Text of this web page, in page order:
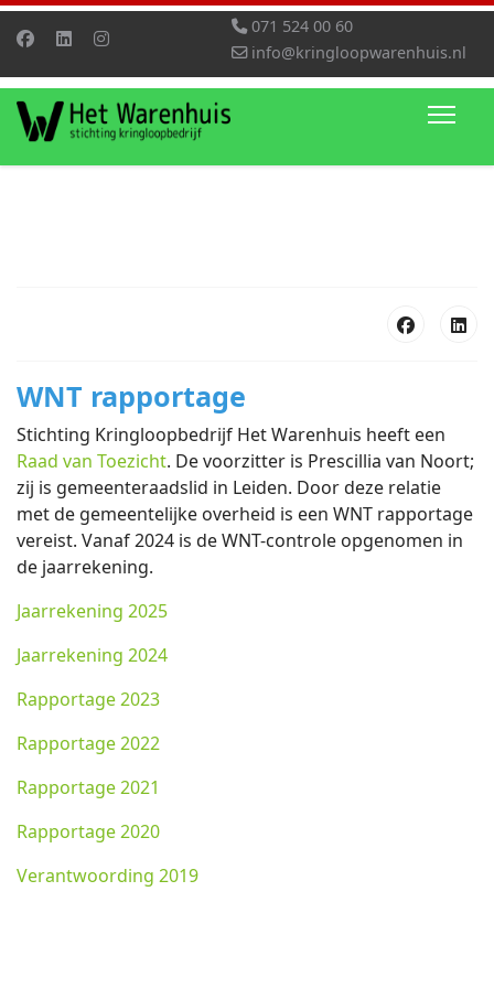
071 524 00 60
info@kringloopwarenhuis.nl
WNT rapportage
Stichting Kringloopbedrijf Het Warenhuis heeft een
Raad van Toezicht. De voorzitter is Prescillia van Noort;
zij is gemeenteraadslid in Leiden. Door deze relatie
met de gemeentelijke overheid is een WNT rapportage
vereist. Vanaf 2024 is de WNT-controle opgenomen in
de jaarrekening.
Jaarrekening 2025
Jaarrekening 2024
Rapportage 2023
Rapportage 2022
Rapportage 2021
Rapportage 2020
Verantwoording 2019